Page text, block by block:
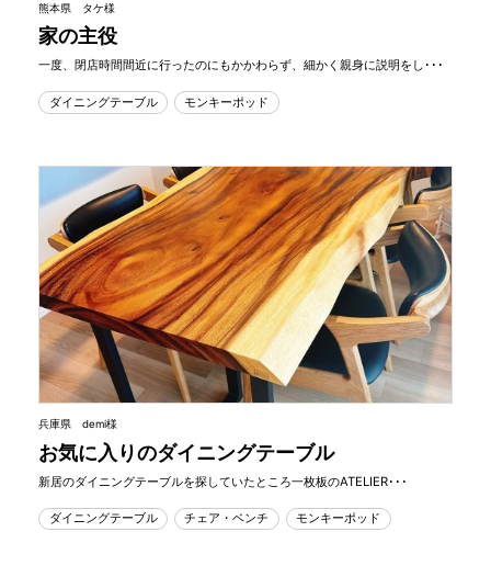
熊本県 タケ様
家の主役
一度、閉店時間間近に行ったのにもかかわらず、細かく親身に説明をし･･･
ダイニングテーブル モンキーポッド
兵庫県 demi様
お気に入りのダイニングテーブル
新居のダイニングテーブルを探していたところ一枚板のATELIER･･･
ダイニングテーブル チェア・ベンチ モンキーポッド